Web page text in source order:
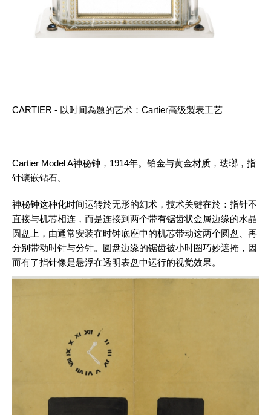
CARTIER - 以时间為题的艺术：Cartier高级製表工艺
Cartier Model A神秘钟，1914年。铂金与黄金材质，珐瑯，指
针镶嵌钻石。
神秘钟这种化时间运转於无形的幻术，技术关键在於：指针不
直接与机芯相连，而是连接到两个带有锯齿状金属边缘的水晶
圆盘上，由通常安装在时钟底座中的机芯带动这两个圆盘、再
分别带动时针与分针。圆盘边缘的锯齿被小时圈巧妙遮掩，因
而有了指针像是悬浮在透明表盘中运行的视觉效果。